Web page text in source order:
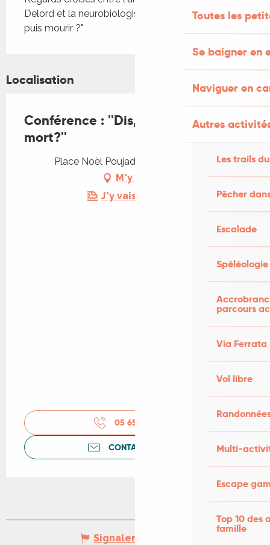
Toutes les
Se baigner en
Naviguer en
Autres
Les trails
Pêcher
Escalade
Spéléologie
parcours
Via Ferrata
Vol libre
Multi-
Escape
Top 10 des
famille
Delord et la neurobiologiste Zoé Husson : "Vieillir,
puis mourir ?"
Localisation
Conférence : ''Dis, c'est quoi la
mort?''
Place Noël Poujade, 46300 Gourdon
M'y rendre
J'y vais en train !
05 65 41 30
CONTACTEZ-NOUS
Signaler une erreur